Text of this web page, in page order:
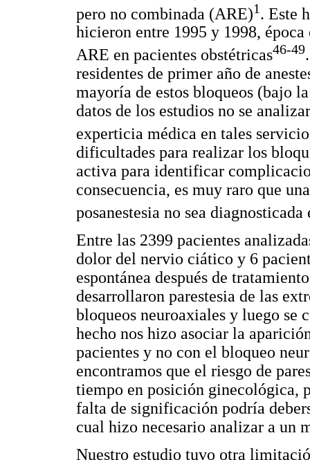
pero no combinada (ARE)1. Este
hicieron entre 1995 y 1998,
ARE en pacientes obstétricas46-49
residentes de primer año de
mayoría de estos bloqueos (bajo
datos de los estudios no se
experticia médica en tales
dificultades para realizar los
activa para identificar
consecuencia, es muy raro que
posanestesia no sea
Entre las 2399 pacientes
dolor del nervio ciático y 6
espontánea después de
desarrollaron parestesia de las
bloqueos neuroaxiales y luego se
hecho nos hizo asociar la
pacientes y no con el bloqueo
encontramos que el riesgo de
tiempo en posición ginecológica,
falta de significación podría
cual hizo necesario analizar a un
Nuestro estudio tuvo otra